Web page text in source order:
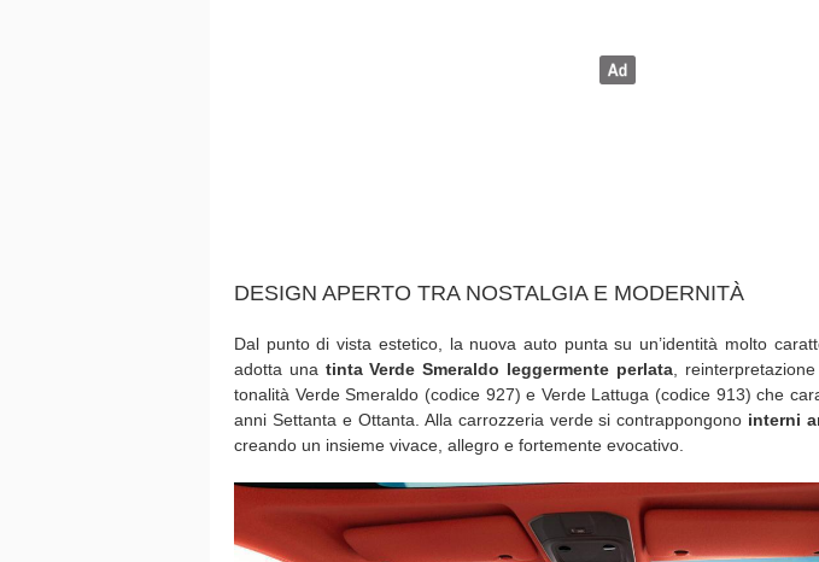
DESIGN APERTO TRA NOSTALGIA E MODERNITÀ
Dal punto di vista estetico, la nuova auto punta su un’identità molto
adotta una tinta Verde Smeraldo leggermente perlata,
tonalità Verde Smeraldo (codice 927) e Verde Lattuga (codice 913) che
anni Settanta e Ottanta. Alla carrozzeria verde si contrappongono interni
creando un insieme vivace, allegro e fortemente evocativo.